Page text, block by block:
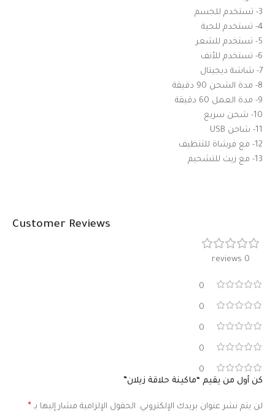
3- تستخدم للجسم
4- تستخدم للحية
5- تستخدم للشعر
6- تستخدم للأنف
7- شاشة ديجيتال
8- مدة الشحن 90 دقيقة
9- مدة العمل 60 دقيقة
10- شحن سريع
11- شاحن USB
12- مع فرشاة للتنظيف
13- مع زيت للتشحيم
Customer Reviews
0 reviews
0
0
0
0
0
كن أول من يقيم “ماكينة حلاقة زيلان”
لن يتم نشر عنوان بريدك الإلكتروني. الحقول الإلزامية مشار إليها بـ *